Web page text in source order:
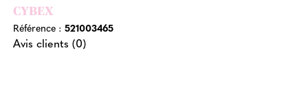
CYBEX
Référence : 521003465
Avis clients (0)